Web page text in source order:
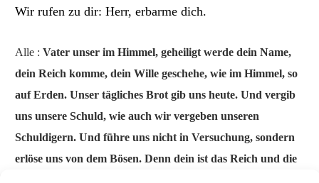
Wir rufen zu dir: Herr, erbarme dich.
Alle : Vater unser im Himmel, geheiligt werde dein Name,
dein Reich komme, dein Wille geschehe, wie im Himmel, so
auf Erden.Unser tägliches Brot gib uns heute.Und vergib
uns unsere Schuld, wie auch wir vergeben unseren
Schuldigern.Und führe uns nicht in Versuchung, sondern
erlöse uns von dem Bösen.Denn dein ist das Reich und die